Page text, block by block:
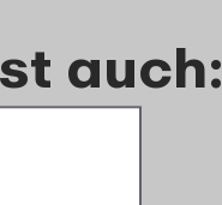
auch: